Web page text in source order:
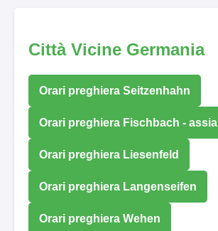
Città Vicine Germania
Orari preghiera Seitzenhahn
Orari preghiera Fischbach - assia
Orari preghiera Liesenfeld
Orari preghiera Langenseifen
Orari preghiera Wehen